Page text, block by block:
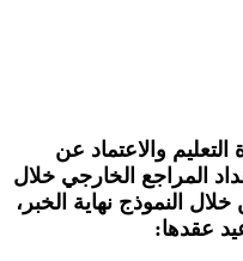
والاعتماد عن
المراجع الخارجي خلال
من خلال النموذج نهاية الخبر،
عقدها: